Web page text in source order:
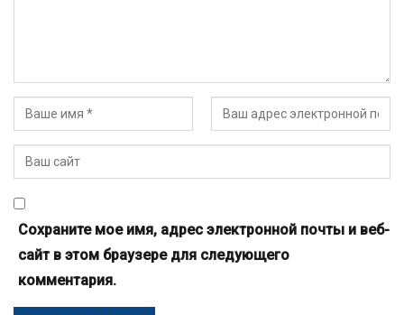
Сохраните мое имя, адрес электронной почты и веб-
сайт в этом браузере для следующего
комментария.